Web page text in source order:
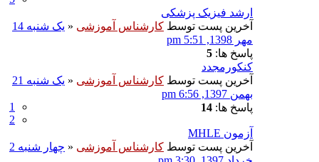
ارشد فیزیک پزشکی
آخرین پست توسط کارشناس آموزشی «
یک شنبه 14
مهر 1398, 5:51 pm
پاسخ ها: 5
کنکورمجدد
آخرین پست توسط کارشناس آموزشی «
یک شنبه 21
بهمن 1397, 6:56 pm
پاسخ ها: 14
1
2
آزمون MHLE
آخرین پست توسط کارشناس آموزشی «
چهار شنبه 2